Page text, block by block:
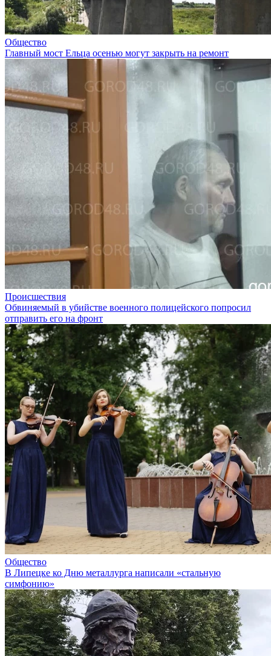
Общество
Главный мост Ельца осенью могут закрыть на ремонт
Происшествия
Обвиняемый в убийстве военного полицейского попросил
отправить его на фронт
Общество
В Липецке ко Дню металлурга написали «стальную
симфонию»